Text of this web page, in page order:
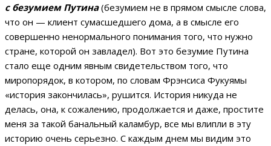
с безумием Путина(безумием не в прямом смысле слова,
что он — клиент сумасшедшего дома, а в смысле его
совершенно ненормального понимания того, что нужно
стране, которой он завладел). Вот это безумие Путина
стало еще одним явным свидетельством того, что
миропорядок, в котором, по словам Фрэнсиса Фукуямы
«история закончилась», рушится. История никуда не
делась, она, к сожалению, продолжается и даже, простите
меня за такой банальный каламбур, все мы влипли в эту
историю очень серьезно. С каждым днем мы видим это